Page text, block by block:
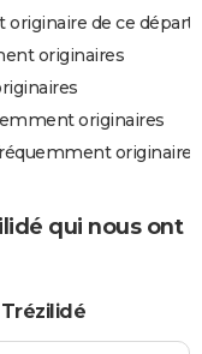
originaire de ce
originaires
originaires
originaires
qui nous ont